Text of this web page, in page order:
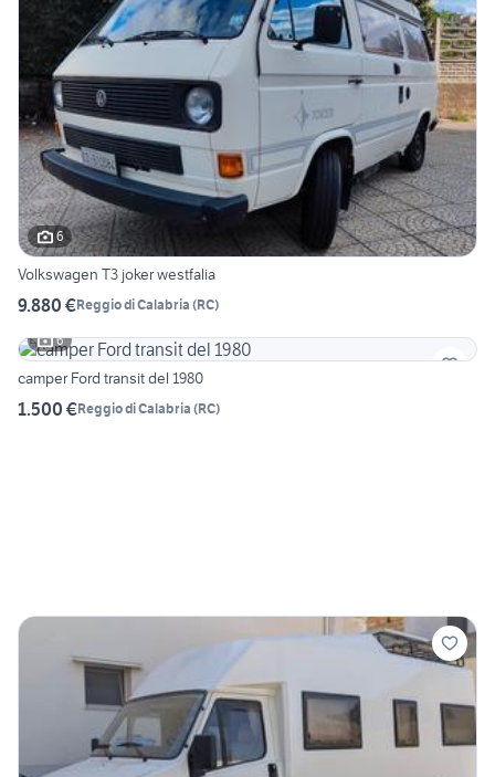
6
Volkswagen T3 joker westfalia
9.880 €Reggio di Calabria (RC)
6
camper Ford transit del 1980
1.500 €Reggio di Calabria (RC)